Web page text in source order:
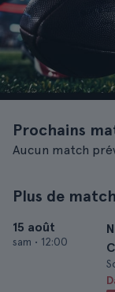
Prochains
Aucun match
Plus de
15 août
sam • 12:00